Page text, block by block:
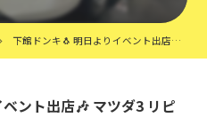
下館ドンキ🐧 明日よりイベント出店🎶 マツダ3 リピーター様...
ント出店🎶 マツダ3 リピ